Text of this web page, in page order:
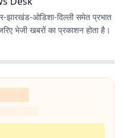
झारखंड-ओडिशा-दिल्‍ली समेत प्रभात
भेजी खबरों का प्रकाशन होता है।